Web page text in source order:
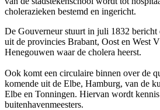
cholerazieken bestemd en ingericht.
De Gouverneur stuurt in juli 1832 bericht
uit de provincies Brabant, Oost en West
Henegouwen waar de cholera heerst.
Ook komt een circulaire binnen over de
komende uit de Elbe, Hamburg, van de
Elbe en Tonningen. Hiervan wordt kennis
buitenhavenmeesters.